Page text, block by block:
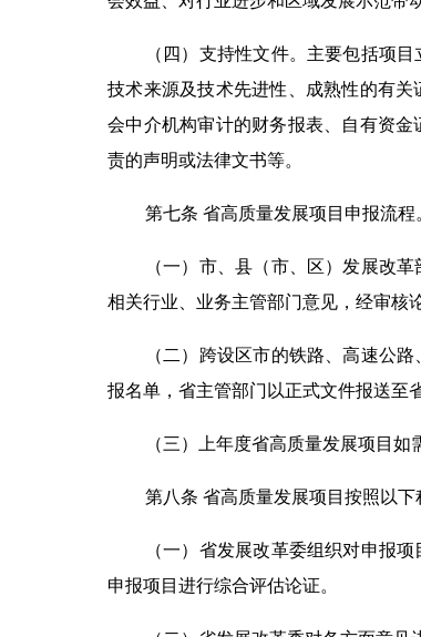
（四）支持性文件。主要包括项
技术来源及技术先进性、成熟性的有
会中介机构审计的财务报表、自有资
责的声明或法律文书等。
第七条 省高质量发展项目申报流程
（一）市、县（市、区）发展改
相关行业、业务主管部门意见，经审核
（二）跨设区市的铁路、高速公
报名单，省主管部门以正式文件报送至
（三）上年度省高质量发展项目
第八条 省高质量发展项目按照以下
（一）省发展改革委组织对申报
申报项目进行综合评估论证。